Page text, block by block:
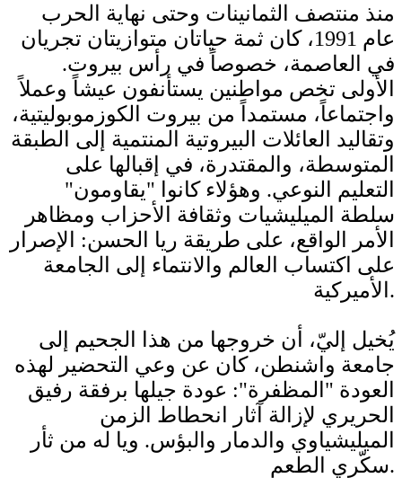
منذ منتصف الثمانينات وحتى نهاية الحرب
عام 1991، كان ثمة حياتان متوازيتان تجريان
في العاصمة، خصوصاً في رأس بيروت.
الأولى تخص مواطنين يستأنفون عيشاً وعملاً
واجتماعاً، مستمداً من بيروت الكوزموبوليتية،
وتقاليد العائلات البيروتية المنتمية إلى الطبقة
المتوسطة، والمقتدرة، في إقبالها على
التعليم النوعي. وهؤلاء كانوا "يقاومون"
سلطة الميليشيات وثقافة الأحزاب ومظاهر
الأمر الواقع، على طريقة ريا الحسن: الإصرار
على اكتساب العالم والانتماء إلى الجامعة
الأميركية.
يُخيل إليّ، أن خروجها من هذا الجحيم إلى
جامعة واشنطن، كان عن وعي التحضير لهذه
العودة "المظفرة": عودة جيلها برفقة رفيق
الحريري لإزالة آثار انحطاط الزمن
الميليشياوي والدمار والبؤس. ويا له من ثأر
سكّري الطعم.